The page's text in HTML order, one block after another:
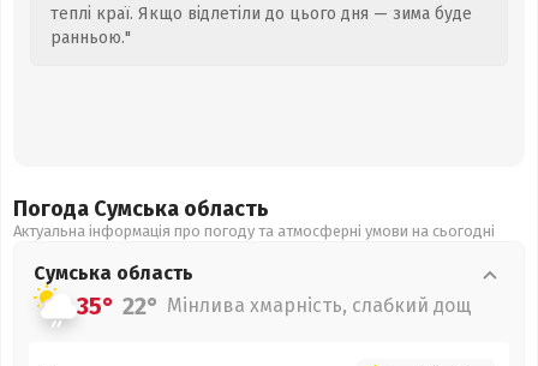
теплі краї. Якщо відлетіли до цього дня — зима буде
ранньою."
Погода Сумська область
Актуальна інформація про погоду та атмосферні умови на сьогодні
Сумська область
35° 22° Мінлива хмарність, слабкий дощ